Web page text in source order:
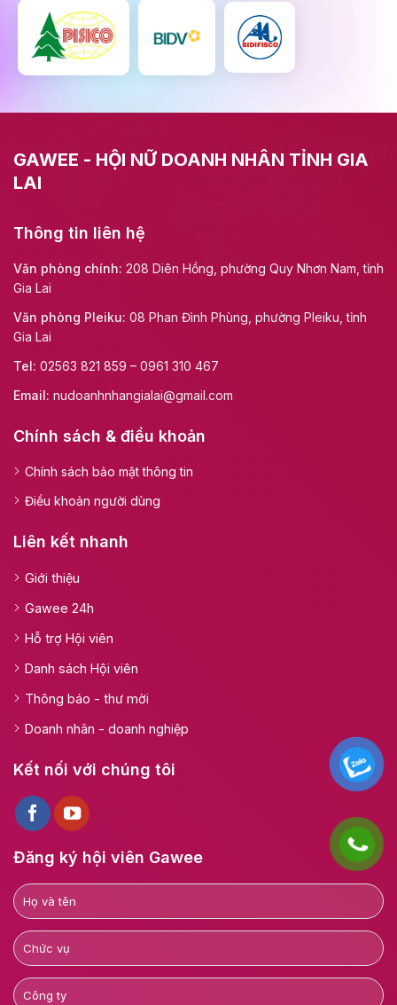
GAWEE - HỘI NỮ DOANH NHÂN TỈNH GIA
LAI
Thông tin liên hệ
Văn phòng chính: 208 Diên Hồng, phường Quy Nhơn Nam, tỉnh
Gia Lai
Văn phòng Pleiku: 08 Phan Đình Phùng, phường Pleiku, tỉnh
Gia Lai
Tel: 02563 821 859 – 0961 310 467
Email: nudoanhnhangialai@gmail.com
Chính sách & điều khoản
Chính sách bảo mật thông tin
Điều khoản người dùng
Liên kết nhanh
Giới thiệu
Gawee 24h
Hỗ trợ Hội viên
Danh sách Hội viên
Thông báo - thư mời
Doanh nhân - doanh nghiệp
Kết nối với chúng tôi
Đăng ký hội viên Gawee